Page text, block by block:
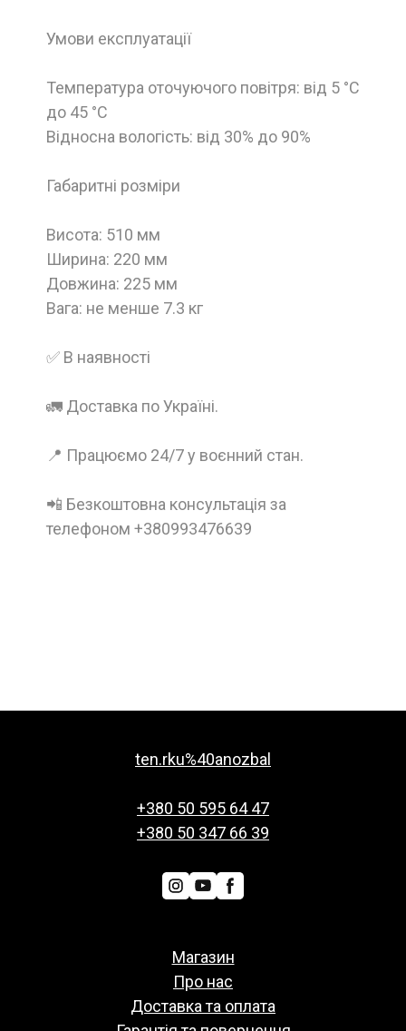
Умови експлуатації
Температура оточуючого повітря: від 5 °C
до 45 °C
Відносна вологість: від 30% до 90%
Габаритні розміри
Висота: 510 мм
Ширина: 220 мм
Довжина: 225 мм
Вага: не менше 7.3 кг
✅ В наявності
🚛 Доставка по Україні.
📍 Працюємо 24/7 у воєнний стан.
📲 Безкоштовна консультація за
телефоном +380993476639
ten.rku%40anozbal
+380 50 595 64 47
+380 50 347 66 39
Магазин
Про нас
Доставка та оплата